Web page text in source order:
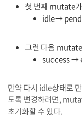
첫 번째 mutate
idle→
그런 다음
success →
만약 다시 idle상태로
도록 변경하려면,
초기화할 수 있다.